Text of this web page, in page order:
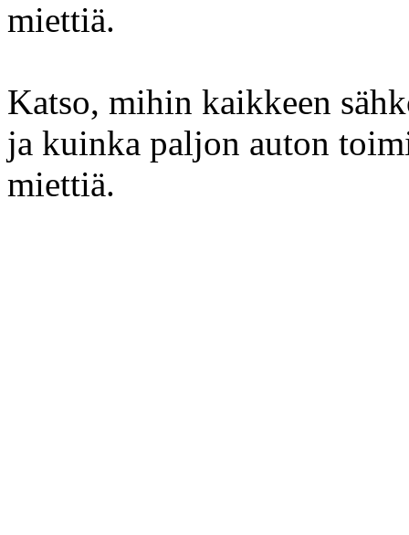
miettiä.
Katso, mihin kaikkeen
ja kuinka paljon auton
miettiä.